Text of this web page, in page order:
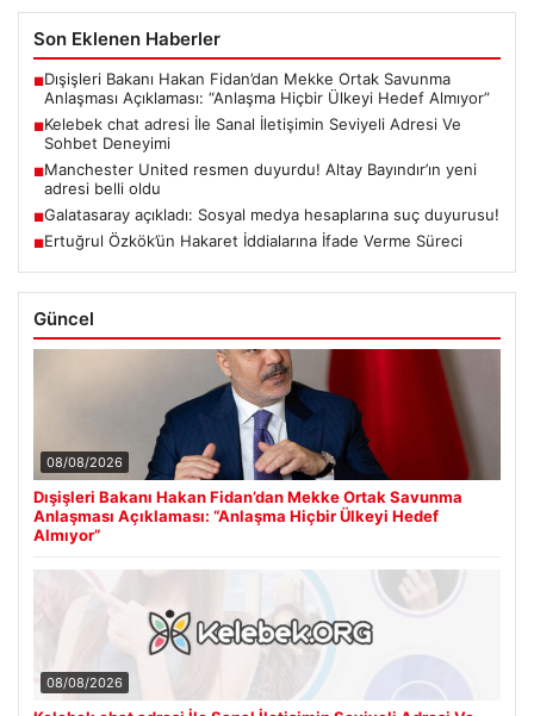
Son Eklenen Haberler
■Dışişleri Bakanı Hakan Fidan’dan Mekke Ortak Savunma
Anlaşması Açıklaması: “Anlaşma Hiçbir Ülkeyi Hedef Almıyor”
■Kelebek chat adresi İle Sanal İletişimin Seviyeli Adresi Ve
Sohbet Deneyimi
■Manchester United resmen duyurdu! Altay Bayındır’ın yeni
adresi belli oldu
■Galatasaray açıkladı: Sosyal medya hesaplarına suç duyurusu!
■Ertuğrul Özkök’ün Hakaret İddialarına İfade Verme Süreci
Güncel
08/08/2026
Dışişleri Bakanı Hakan Fidan’dan Mekke Ortak Savunma
Anlaşması Açıklaması: “Anlaşma Hiçbir Ülkeyi Hedef
Almıyor”
08/08/2026